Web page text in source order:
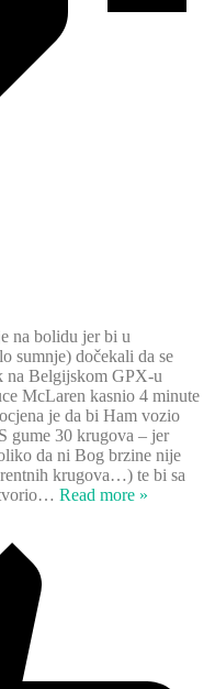
na bolidu jer bi u
sumnje) dočekali da se
na Belgijskom GPX-u
McLaren kasnio 4 minute
je da bi Ham vozio
gume 30 krugova – jer
da ni Bog brzine nije
krugova…) te bi sa
… Read more »